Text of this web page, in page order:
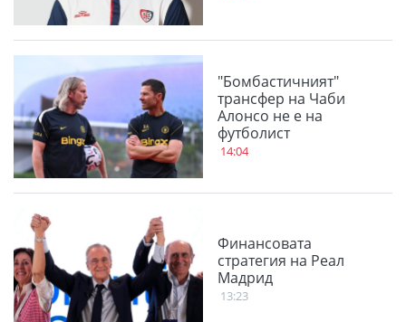
"Бомбастичният"
трансфер на Чаби
Алонсо не е на
футболист
14:04
Финансовата
стратегия на Реал
Мадрид
13:23